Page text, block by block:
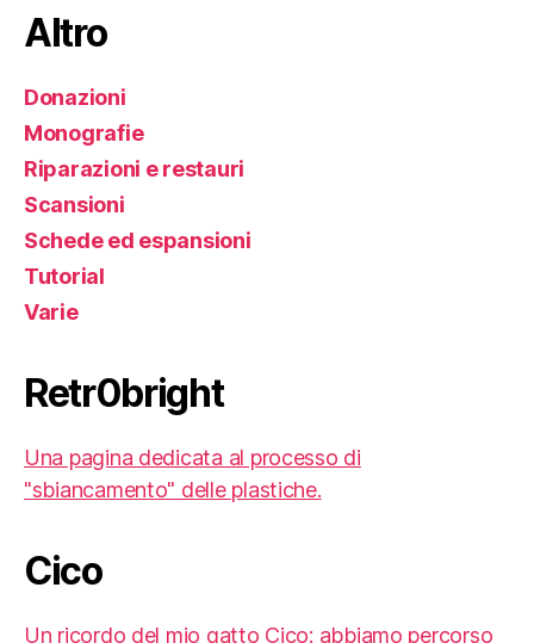
Altro
Donazioni
Monografie
Riparazioni e restauri
Scansioni
Schede ed espansioni
Tutorial
Varie
Retr0bright
Una pagina dedicata al processo di
"sbiancamento" delle plastiche.
Cico
Un ricordo del mio gatto Cico: abbiamo percorso